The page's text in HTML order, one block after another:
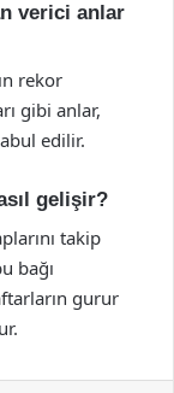
verici anlar
rekor
gibi anlar,
edilir.
gelişir?
takip
bağı
gurur